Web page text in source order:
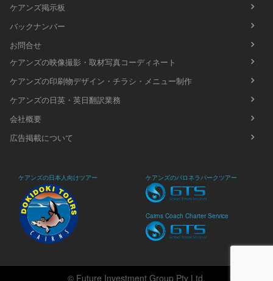
ケアンズ掲示板
バックナンバー
お問合せ
ケアンズの映像撮影・取材写真コーディネート
ケアンズの印刷物デザイン・チラシ・メニュー制作
ケアンズの日英・英日翻訳業務
会社概要
広告掲載について
ケアンズの日本人向けツアー ケアンズのパロネラパークツアー
Cairns Coach Charter Service
© Future Investment Group Pty Ltd.